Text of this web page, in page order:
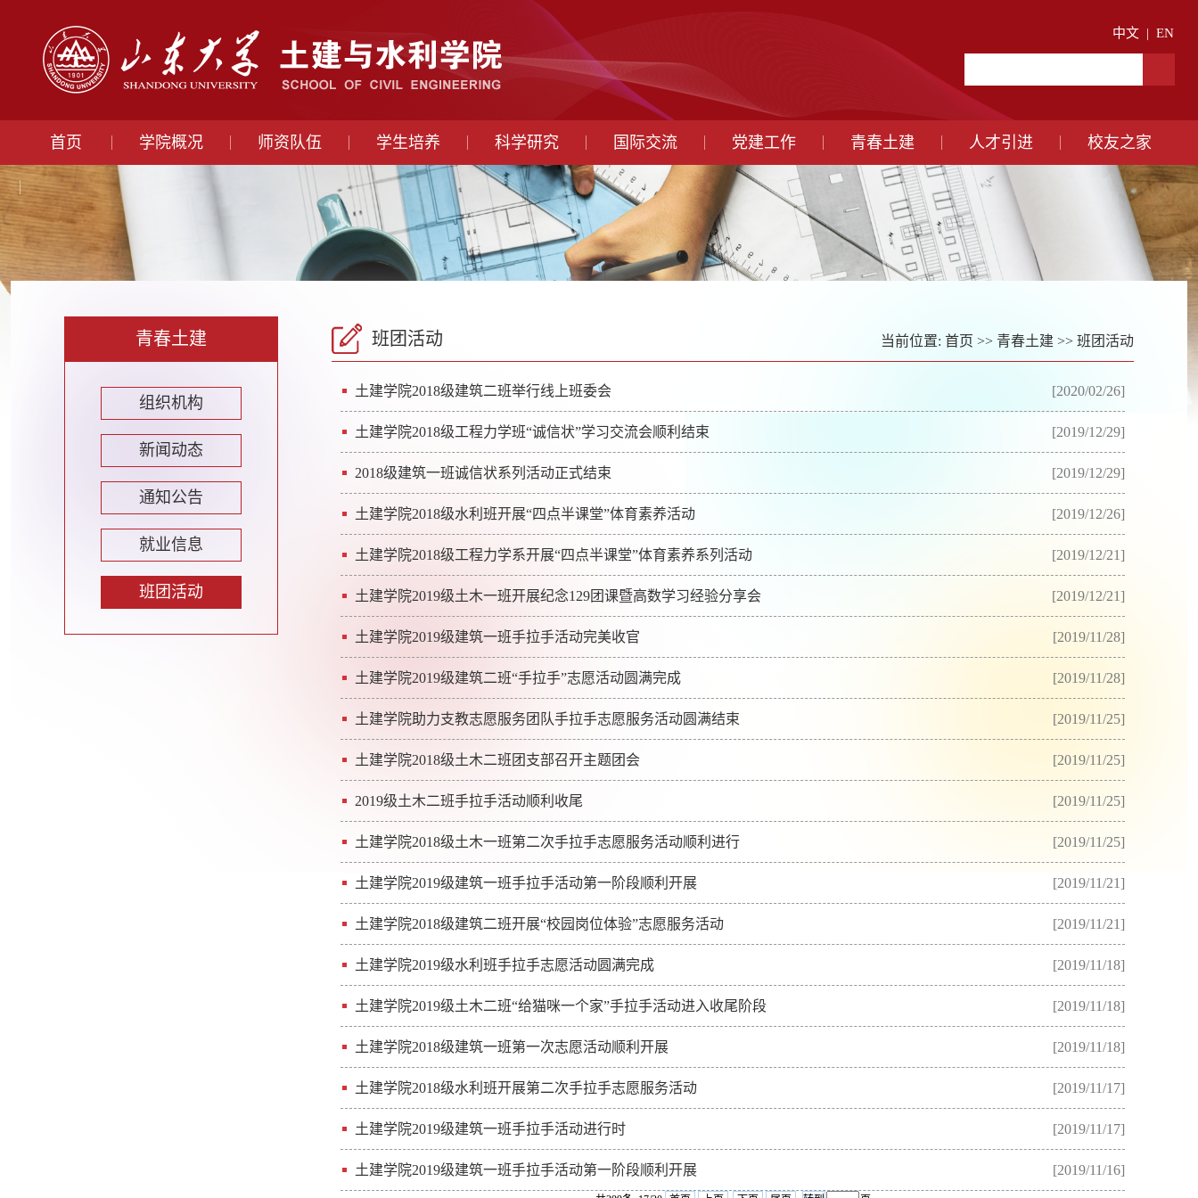
中文 | EN
首页 学院概况 师资队伍 学生培养 科学研究 国际交流 党建工作 青春土建 人才引进 校友之家
青春土建
组织机构
新闻动态
通知公告
就业信息
班团活动
班团活动 当前位置: 首页 >> 青春土建 >> 班团活动
[2020/02/26]
土建学院2018级建筑二班举行线上班委会
[2019/12/29]
土建学院2018级工程力学班“诚信状”学习交流会顺利结束
[2019/12/29]
2018级建筑一班诚信状系列活动正式结束
[2019/12/26]
土建学院2018级水利班开展“四点半课堂”体育素养活动
[2019/12/21]
土建学院2018级工程力学系开展“四点半课堂”体育素养系列活动
[2019/12/21]
土建学院2019级土木一班开展纪念129团课暨高数学习经验分享会
[2019/11/28]
土建学院2019级建筑一班手拉手活动完美收官
[2019/11/28]
土建学院2019级建筑二班“手拉手”志愿活动圆满完成
[2019/11/25]
土建学院助力支教志愿服务团队手拉手志愿服务活动圆满结束
[2019/11/25]
土建学院2018级土木二班团支部召开主题团会
[2019/11/25]
2019级土木二班手拉手活动顺利收尾
[2019/11/25]
土建学院2018级土木一班第二次手拉手志愿服务活动顺利进行
[2019/11/21]
土建学院2019级建筑一班手拉手活动第一阶段顺利开展
[2019/11/21]
土建学院2018级建筑二班开展“校园岗位体验”志愿服务活动
[2019/11/18]
土建学院2019级水利班手拉手志愿活动圆满完成
[2019/11/18]
土建学院2019级土木二班“给猫咪一个家”手拉手活动进入收尾阶段
[2019/11/18]
土建学院2018级建筑一班第一次志愿活动顺利开展
[2019/11/17]
土建学院2018级水利班开展第二次手拉手志愿服务活动
[2019/11/17]
土建学院2019级建筑一班手拉手活动进行时
[2019/11/16]
土建学院2019级建筑一班手拉手活动第一阶段顺利开展